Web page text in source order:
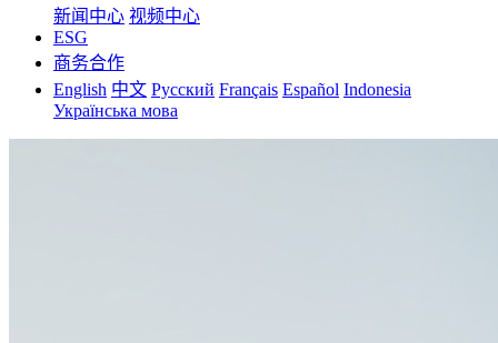
新闻中心 视频中心
ESG
商务合作
English 中文 Русский Français Español Indonesia
Українська мова